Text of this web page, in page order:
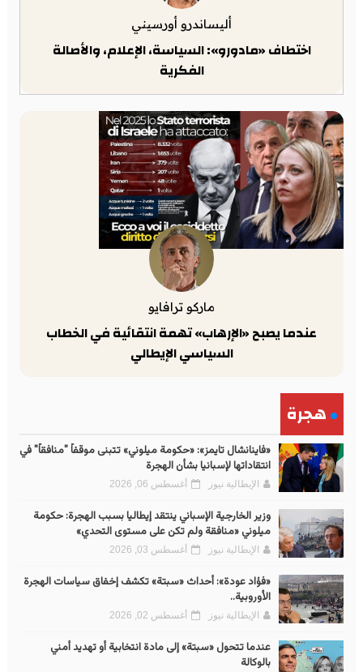
أليساندرو أورسيني
اختطاف «مادورو»: السياسة، الإعلام، والأصالة
الفكرية
ماركو ترافايو
عندما يصبح «الإرهاب» تهمة انتقائية في الخطاب
السياسي الإيطالي
هجرة
«فاينانشال تايمز»: «حكومة ميلوني» تتبنى موقفاً "منافقاً" في
انتقاداتها لإسبانيا بشأن الهجرة
الإيطالية نيوز أغسطس 06, 2026
وزير الخارجية الإسباني ينتقد إيطاليا بسبب الهجرة: حكومة
ميلوني «منافقة ولم تكن على مستوى التحدي»
الإيطالية نيوز أغسطس 03, 2026
«فؤاد عودة»: أحداث «سبتة» تكشف إخفاق سياسات الهجرة
الأوروبية..
الإيطالية نيوز أغسطس 02, 2026
عندما تتحول «سبتة» إلى مادة انتخابية أو تهديد أمني
بالوكالة